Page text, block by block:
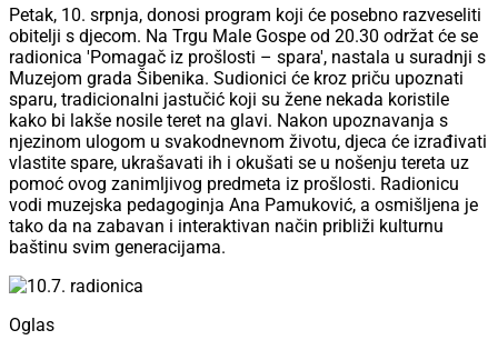
Petak, 10. srpnja, donosi program koji će posebno razveseliti
obitelji s djecom. Na Trgu Male Gospe od 20.30 održat će se
radionica 'Pomagač iz prošlosti – spara', nastala u suradnji s
Muzejom grada Šibenika. Sudionici će kroz priču upoznati
sparu, tradicionalni jastučić koji su žene nekada koristile
kako bi lakše nosile teret na glavi. Nakon upoznavanja s
njezinom ulogom u svakodnevnom životu, djeca će izrađivati
vlastite spare, ukrašavati ih i okušati se u nošenju tereta uz
pomoć ovog zanimljivog predmeta iz prošlosti. Radionicu
vodi muzejska pedagoginja Ana Pamuković, a osmišljena je
tako da na zabavan i interaktivan način približi kulturnu
baštinu svim generacijama.
Oglas